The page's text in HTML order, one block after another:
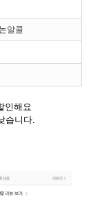
알콜
인해요
습니다.